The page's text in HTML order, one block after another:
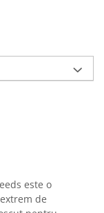
este o
de